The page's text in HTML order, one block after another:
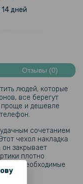
Film для Samsung
для Apple
дней
Отзывы (0)
людей, которые
все берегут
проще и дешевле
сочетанием
чехол накладка
, он закрывает
плотно
все необходимые